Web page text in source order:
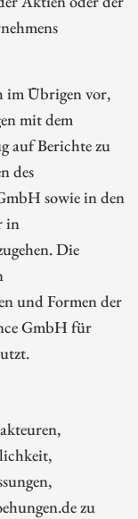
im Übrigen vor,
mit dem
auf Berichte zu
des
sowie in den
in
Die
und Formen der
GmbH für
zu